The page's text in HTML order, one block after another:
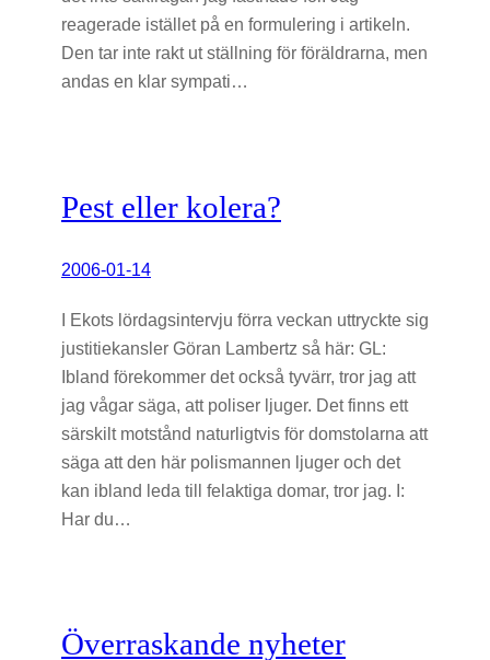
reagerade istället på en formulering i artikeln.
Den tar inte rakt ut ställning för föräldrarna, men
andas en klar sympati…
Pest eller kolera?
2006-01-14
I Ekots lördagsintervju förra veckan uttryckte sig
justitiekansler Göran Lambertz så här: GL:
Ibland förekommer det också tyvärr, tror jag att
jag vågar säga, att poliser ljuger. Det finns ett
särskilt motstånd naturligtvis för domstolarna att
säga att den här polismannen ljuger och det
kan ibland leda till felaktiga domar, tror jag. I:
Har du…
Överraskande nyheter